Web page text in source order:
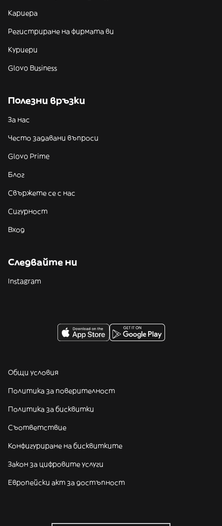
Кариера
Регистриране на фирмата ви
Куриери
Glovo Business
Полезни връзки
За нас
Често задавани въпроси
Glovo Prime
Блог
Свържете се с нас
Сигурност
Вход
Следвайте ни
Instagram
Общи условия
Политика за поверителност
Политика за бисквитки
Съответствие
Конфигуриране на бисквитките
Закон за цифровите услуги
Европейски акт за достъпност